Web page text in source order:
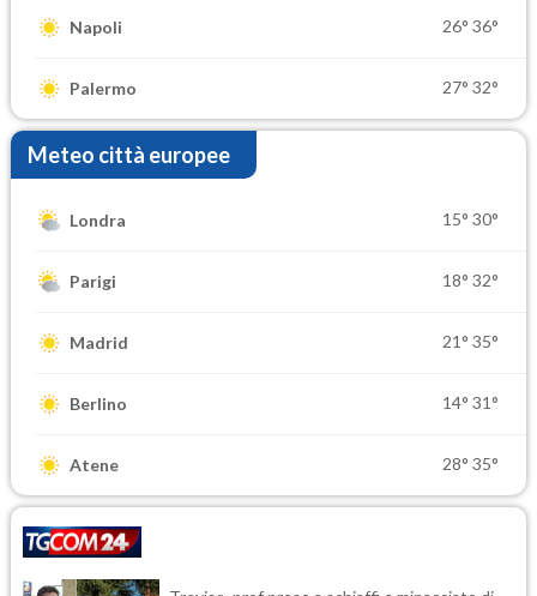
Napoli 26° 36°
Palermo 27° 32°
Meteo città europee
Londra 15° 30°
Parigi 18° 32°
Madrid 21° 35°
Berlino 14° 31°
Atene 28° 35°